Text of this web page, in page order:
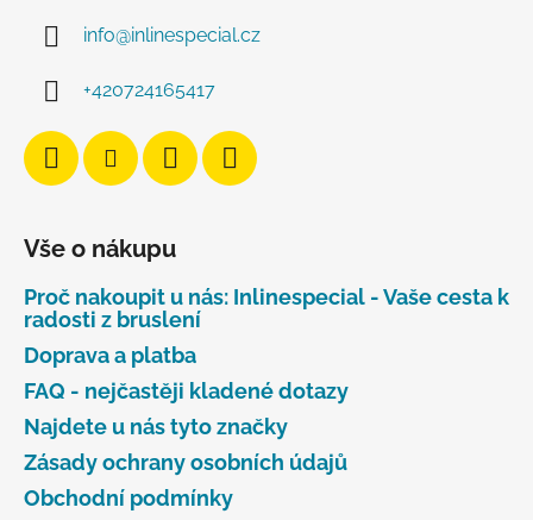
info@inlinespecial.cz
+420724165417
Vše o nákupu
Proč nakoupit u nás: Inlinespecial - Vaše cesta k
radosti z bruslení
Doprava a platba
FAQ - nejčastěji kladené dotazy
Najdete u nás tyto značky
Zásady ochrany osobních údajů
Obchodní podmínky